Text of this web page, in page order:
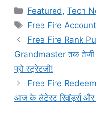
Categories
Featured,Tech
Tags
Free Fire
Free Fire Rank
Grandmaster तक तेजी
प्रो स्ट्रेटजी!
Free Fire
आज के लेटेस्ट रिवॉर्ड्स और